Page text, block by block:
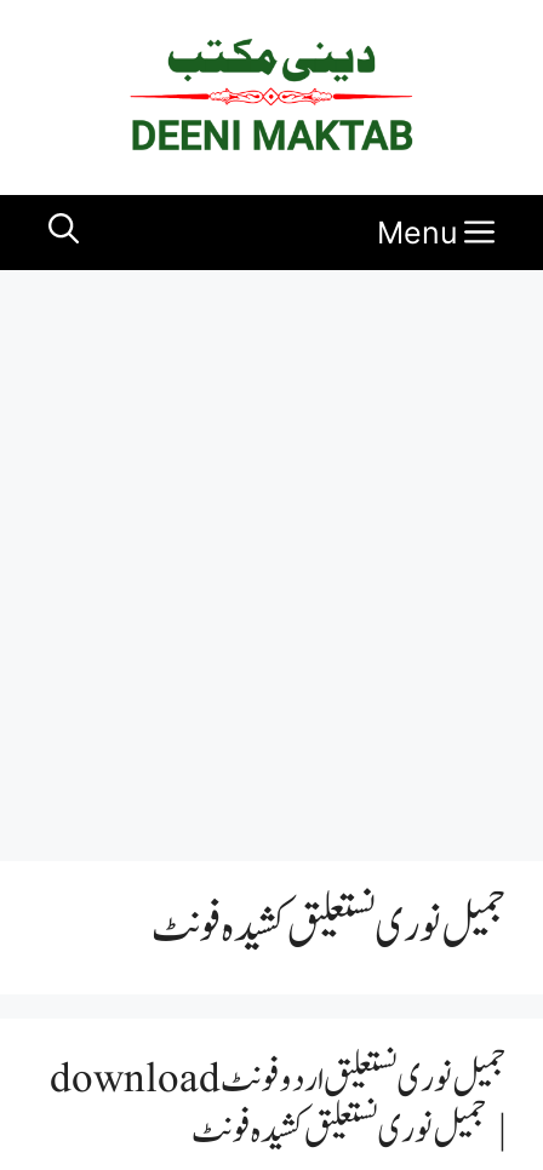
Menu
جمیل نوری نستعلیق کشیدہ فونٹ
جمیل نوری نستعلیق اردو فونٹ download
| جمیل نوری نستعلیق کشیدہ فونٹ